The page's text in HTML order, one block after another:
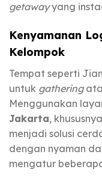
getawayyang
Kenyamanan
Kelompok
Tempat seperti
untuk gathering
Menggunakan
Jakarta,
menjadi solusi
dengan nyaman
mengatur